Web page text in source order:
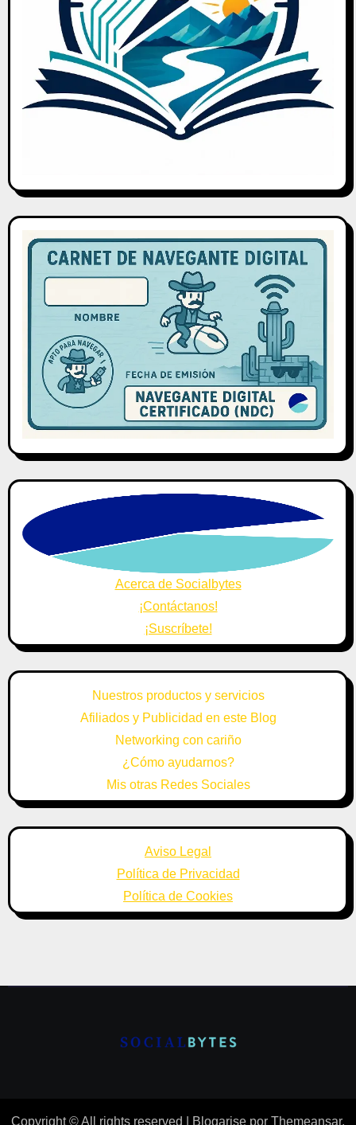
Acerca de Socialbytes
¡Contáctanos!
¡Suscríbete!
Nuestros productos y servicios
Afiliados y Publicidad en este Blog
Networking con cariño
¿Cómo ayudarnos?
Mis otras Redes Sociales
Aviso Legal
Política de Privacidad
Política de Cookies
Copyright © All rights reserved Blogarise por Themeansar.